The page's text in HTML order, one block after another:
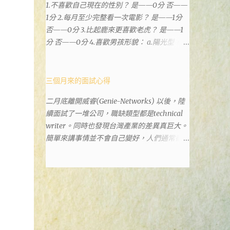
政也配置在戶政事務所裡面。但其實 土城沒
有正式的地政事務所，只有地政小而美工作站
，也已經能處理大部分需求。我是因為有了法
院公文才拿到了第三類謄本的紀錄，看到以後
資源。但我不知道審判時法官會不會去調閱這
細心，在案牘勞形中，會願意為了這種小人物
受害案件去挖出更大的黑幕。 辦理人員非常
專業熱心，也非常忙碌。還告訴我目前需要的
關鍵特定檔案(原案登記簿案件，接露轉手時
務所 )去取得。不過實際到了現場發現還是需
要法院的正式行文才可以拿到這些檔案，因為
我並非權利人，只是被捲入事件的租客。 在
這過程中我覺得很像行走於沙漠的求生者，在
一個小綠洲受到指引要繼續往某個方向才能脫
1.不喜歡自己現在的性別？ 是——0分 否——
1分 2.每月至少完整看一次電影？ 是——1分
否——0分 3.比起鹿來更喜歡老虎？ 是——1
分 否——0分 4.喜歡男孩形貌： a.陽光型，很
可愛——4分 5.喜歡女孩形貌： a.楚楚動人，
麗高貴的大家閨秀－3分 d.頹廢另類狂放——1
分 6.希望戀人的姓氏： a.大眾化——1分 b.罕
見，古色古香的複姓——2分 c.配上名字動聽
——4分 d.叫什麼都無所謂——3分 7.下列活動
午檯球——3分 c.正式的舞會——4分 d.猜謎或
搶答——2分 8.橡皮與立可白，更常用： 橡皮
——1分 立可白——0分 9.喜歡下列哪一種顏
色搭配： a.紅加黑——1分 b.金加銀——2分 c.
粉加白——4分 d.粉加灰——3分 10.有多少特
長？ a.沒有——2分 b.1、2項——4分 c.3、4項
三個月來的面試心得
二月底離開威睿(Genie-Networks) 以後，陸
續面試了一堆公司，職缺類型都是technical
writer。同時也發現台灣產業的差異真巨大。
簡單來講事情並不會自己變好，人們通常都是
是這樣。 (因為我原本預計離開威睿的時間是
八月左右，這個時間比我預期的早了半年。感
謝某個腦袋不清楚的R大股東兼被冰凍的主
管，減少了我會繼續在這間公司浪費掉的生
命。) 這個過程其實是比較倉促的，原因稍後